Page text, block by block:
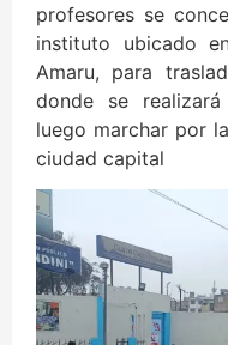
profesores se
instituto ubicado
Amaru, para
donde se
luego marchar por
ciudad capital